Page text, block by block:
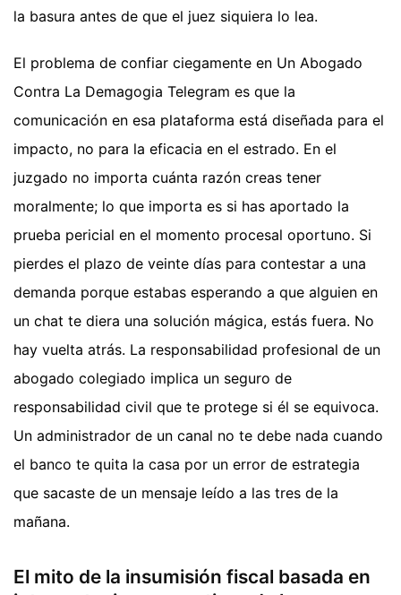
la basura antes de que el juez siquiera lo lea.
El problema de confiar ciegamente en Un Abogado
Contra La Demagogia Telegram es que la
comunicación en esa plataforma está diseñada para el
impacto, no para la eficacia en el estrado. En el
juzgado no importa cuánta razón creas tener
moralmente; lo que importa es si has aportado la
prueba pericial en el momento procesal oportuno. Si
pierdes el plazo de veinte días para contestar a una
demanda porque estabas esperando a que alguien en
un chat te diera una solución mágica, estás fuera. No
hay vuelta atrás. La responsabilidad profesional de un
abogado colegiado implica un seguro de
responsabilidad civil que te protege si él se equivoca.
Un administrador de un canal no te debe nada cuando
el banco te quita la casa por un error de estrategia
que sacaste de un mensaje leído a las tres de la
mañana.
El mito de la insumisión fiscal basada en